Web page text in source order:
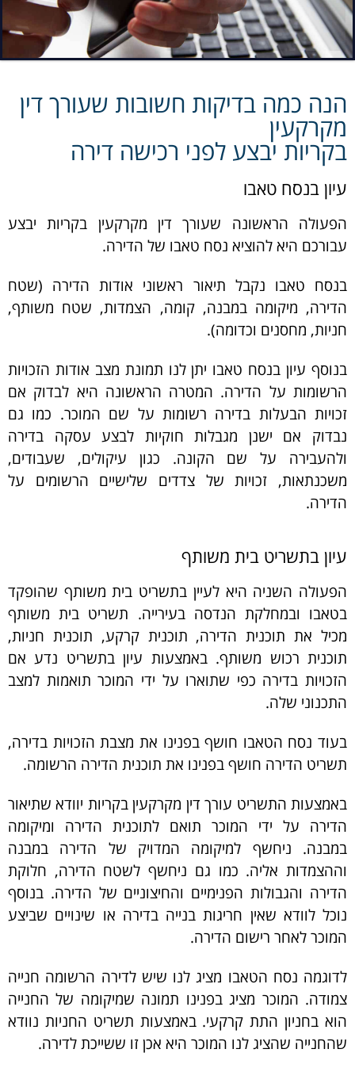
הנה כמה בדיקות חשובות שעורך דין
מקרקעין
בקריות יבצע לפני רכישה דירה
עיון בנסח טאבו
הפעולה הראשונה שעורך דין מקרקעין בקריות יבצע
עבורכם היא להוציא נסח טאבו של הדירה.
בנסח טאבו נקבל תיאור ראשוני אודות הדירה (שטח
הדירה, מיקומה במבנה, קומה, הצמדות, שטח משותף,
חניות, מחסנים וכדומה).
בנוסף עיון בנסח טאבו יתן לנו תמונת מצב אודות הזכויות
הרשומות על הדירה. המטרה הראשונה היא לבדוק אם
זכויות הבעלות בדירה רשומות על שם המוכר. כמו גם
נבדוק אם ישנן מגבלות חוקיות לבצע עסקה בדירה
ולהעבירה על שם הקונה. כגון עיקולים, שעבודים,
משכנתאות, זכויות של צדדים שלישיים הרשומים על
הדירה.
עיון בתשריט בית משותף
הפעולה השניה היא לעיין בתשריט בית משותף שהופקד
בטאבו ובמחלקת הנדסה בעירייה. תשריט בית משותף
מכיל את תוכנית הדירה, תוכנית קרקע, תוכנית חניות,
תוכנית רכוש משותף. באמצעות עיון בתשריט נדע אם
הזכויות בדירה כפי שתוארו על ידי המוכר תואמות למצב
התכנוני שלה.
בעוד נסח הטאבו חושף בפנינו את מצבת הזכויות בדירה,
תשריט הדירה חושף בפנינו את תוכנית הדירה הרשומה.
באמצעות התשריט עורך דין מקרקעין בקריות יוודא שתיאור
הדירה על ידי המוכר תואם לתוכנית הדירה ומיקומה
במבנה. ניחשף למיקומה המדויק של הדירה במבנה
וההצמדות אליה. כמו גם ניחשף לשטח הדירה, חלוקת
הדירה והגבולות הפנימיים והחיצוניים של הדירה. בנוסף
נוכל לוודא שאין חריגות בנייה בדירה או שינויים שביצע
המוכר לאחר רישום הדירה.
לדוגמה נסח הטאבו מציג לנו שיש לדירה הרשומה חנייה
צמודה. המוכר מציג בפנינו תמונה שמיקומה של החנייה
הוא בחניון התת קרקעי. באמצעות תשריט החניות נוודא
שהחנייה שהציג לנו המוכר היא אכן זו ששייכת לדירה.